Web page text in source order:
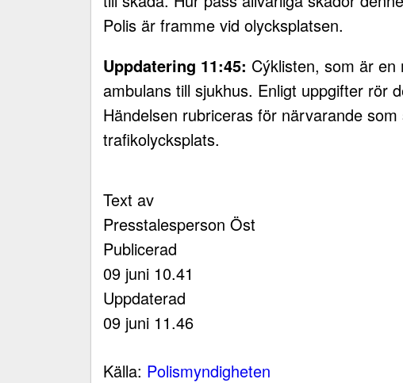
Polis är framme vid olycksplatsen.
Uppdatering 11:45: Cýklisten, som är
ambulans till sjukhus. Enligt uppgifter rör
Händelsen rubriceras för närvarande
trafikolycksplats.
Text av
Presstalesperson Öst
Publicerad
09 juni 10.41
Uppdaterad
09 juni 11.46
Källa: Polismyndigheten